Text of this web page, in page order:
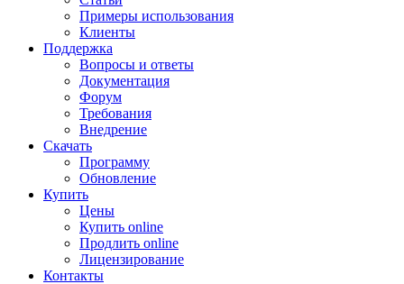
Примеры использования
Клиенты
Поддержка
Вопросы и ответы
Документация
Форум
Требования
Внедрение
Скачать
Программу
Обновление
Купить
Цены
Купить online
Продлить online
Лицензирование
Контакты